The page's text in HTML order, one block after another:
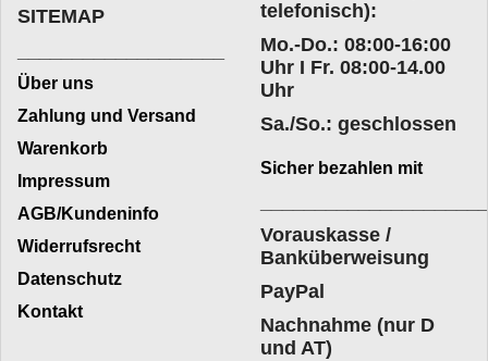
telefonisch):
Mo.-Do.: 08:00-16:00
Uhr I Fr. 08:00-14.00
Uhr
Sa./So.: geschlossen
SITEMAP
Über uns
Zahlung und Versand
Warenkorb
Impressum
AGB/Kundeninfo
Widerrufsrecht
Datenschutz
Kontakt
Sicher bezahlen mit
Vorauskasse /
Banküberweisung
PayPal
Nachnahme (nur D
und AT)